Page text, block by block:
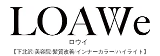
​ロウイ
​【下北沢/美容院/髪質改善/インナーカラー/​ハイライト】